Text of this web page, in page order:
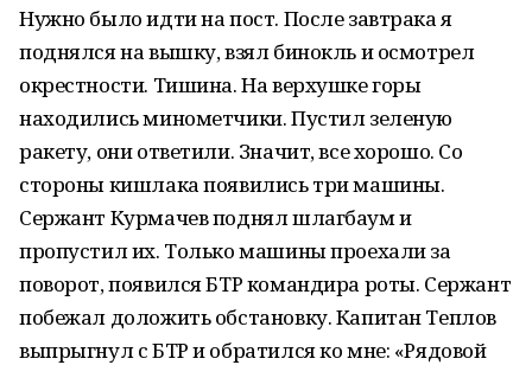
Нужно было идти на пост. После завтрака я
поднялся на вышку, взял бинокль и осмотрел
окрестности. Тишина. На верхушке горы
находились минометчики. Пустил зеленую
ракету, они ответили. Значит, все хорошо. Со
стороны кишлака появились три машины.
Сержант Курмачев поднял шлагбаум и
пропустил их. Только машины проехали за
поворот, появился БТР командира роты. Сержант
побежал доложить обстановку. Капитан Теплов
выпрыгнул с БТР и обратился ко мне: «Рядовой